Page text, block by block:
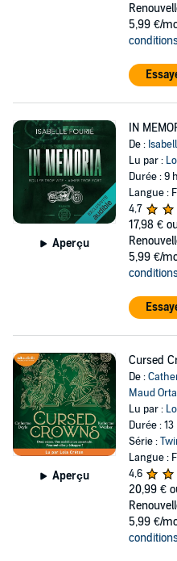
5,99 €/
Aperçu
IN
De :
Lu par :
Durée : 9
Langue :
4,7
17,98 €
5,99 €/
Aperçu
Cursed
De :
Maud
Lu par :
Durée :
Série :
Langue :
4,6
20,99 €
5,99 €/